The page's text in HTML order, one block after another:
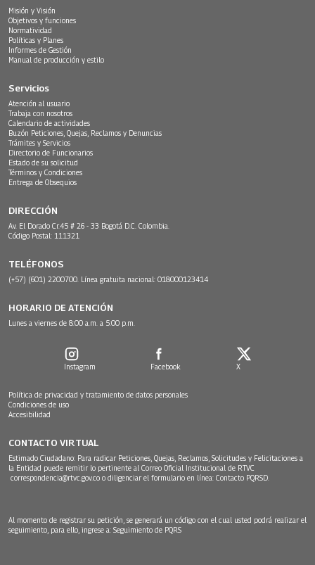
Misión y Visión
Objetivos y funciones
Normatividad
Políticas y Planes
Informes de Gestión
Manual de producción y estilo
Servicios
Atención al usuario
Trabaja con nosotros
Calendario de actividades
Buzón Peticiones, Quejas, Reclamos y Denuncias
Trámites y Servicios
Directorio de Funcionarios
Estado de su solicitud
Términos y Condiciones
Entrega de Obsequios
DIRECCIÓN
Av. El Dorado Cr.45 # 26 - 33 Bogotá D.C. Colombia.
Código Postal: 111321
TELÉFONOS
(+57) (601) 2200700. Línea gratuita nacional: 018000123414
HORARIO DE ATENCIÓN
Lunes a viernes de 8:00 a.m. a 5:00 p.m.
Instagram Facebook X
Política de privacidad y tratamiento de datos personales
Condiciones de uso
Accesibilidad
CONTACTO VIRTUAL
Estimado Ciudadano: Para radicar Peticiones, Quejas, Reclamos, Solicitudes y Felicitaciones a
la Entidad puede remitir lo pertinente al Correo Oficial Institucional de RTVC
correspondencia@rtvc.gov.co o diligenciar el formulario en línea: Contacto PQRSD.
Al momento de registrar su petición, se generará un código con el cual usted podrá realizar el
seguimiento, para ello, ingrese a: Seguimiento de PQRS